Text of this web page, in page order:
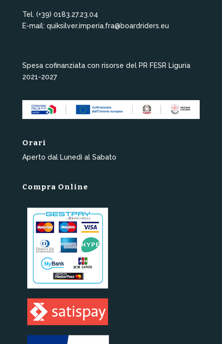
Tel. (+39) 0183.27.23.04
E-mail: quiksilver.imperia.fra@boardriders.eu
Spesa cofinanziata con risorse del PR FESR Liguria
2021-2027
Orari
Aperto dal Lunedì al Sabato
Compra Online